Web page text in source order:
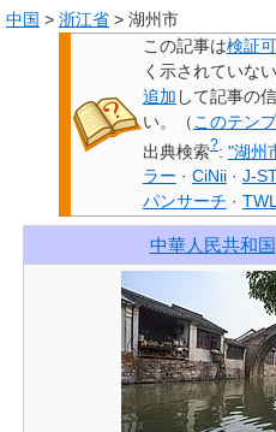
中国 > 浙江省 > 湖州市
この記事は検証
く示されていな
追加 して記事の
い。
（ このテン
出典検索?: "湖州
ラー · CiNii · J-
パンサーチ · TWL
中華人民共和国